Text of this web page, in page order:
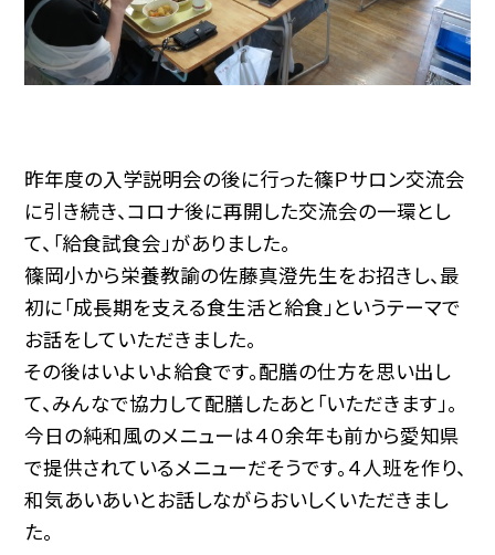
昨年度の入学説明会の後に行った篠Ｐサロン交流会
に引き続き、コロナ後に再開した交流会の一環とし
て、「給食試食会」がありました。
篠岡小から栄養教諭の佐藤真澄先生をお招きし、最
初に「成長期を支える食生活と給食」というテーマで
お話をしていただきました。
その後はいよいよ給食です。配膳の仕方を思い出し
て、みんなで協力して配膳したあと「いただきます」。
今日の純和風のメニューは４０余年も前から愛知県
で提供されているメニューだそうです。４人班を作り、
和気あいあいとお話しながらおいしくいただきまし
た。